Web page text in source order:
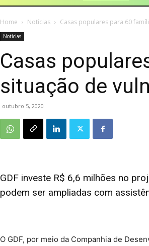
Home Notícias Casas populares para 60
Notícias
Casas
situação de
outubro 5, 2020
GDF investe R$ 6,6 milhões no
podem ser ampliadas com
O GDF, por meio da Companhia de